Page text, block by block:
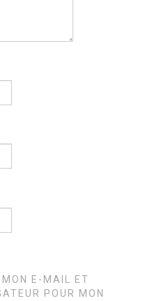
MON E-MAIL ET
POUR MON